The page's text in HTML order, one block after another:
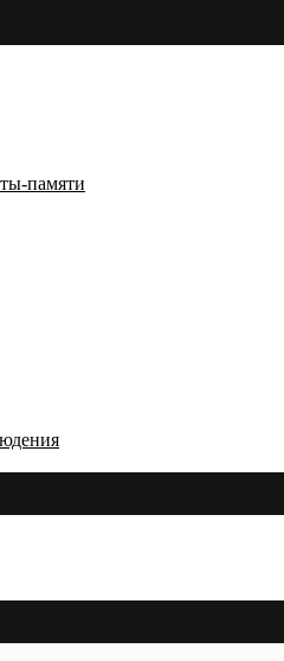
памяти